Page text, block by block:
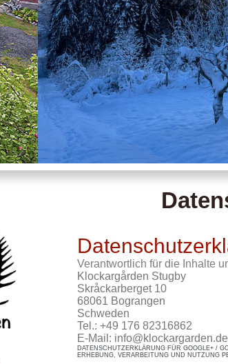
Verantwortlich für die Inhalte
Klockargården Stugby
Skråckarberget 10
68061 Bograngen
Schweden
Tel.: +49 176 82316862
E-Mail: info@klockargarden.de
DATENSCHUTZERKLÄRUNG FÜR GOOGLE+ /
ERHEBUNG, VERARBEITUNG UND NUTZUNG